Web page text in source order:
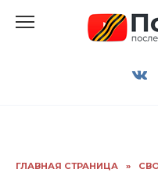
ГЛАВНАЯ СТРАНИЦА »